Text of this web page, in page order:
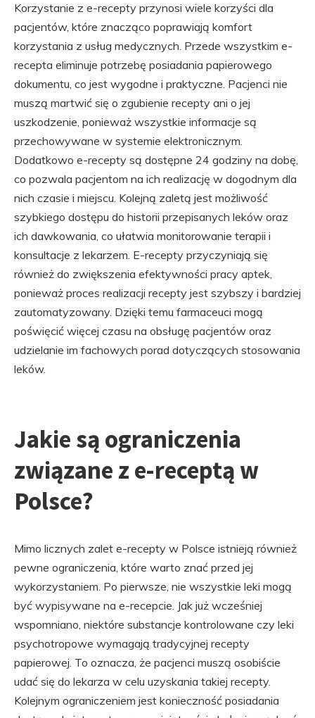
Korzystanie z e-recepty przynosi wiele korzyści dla
pacjentów, które znacząco poprawiają komfort
korzystania z usług medycznych. Przede wszystkim e-
recepta eliminuje potrzebę posiadania papierowego
dokumentu, co jest wygodne i praktyczne. Pacjenci nie
muszą martwić się o zgubienie recepty ani o jej
uszkodzenie, ponieważ wszystkie informacje są
przechowywane w systemie elektronicznym.
Dodatkowo e-recepty są dostępne 24 godziny na dobę,
co pozwala pacjentom na ich realizację w dogodnym dla
nich czasie i miejscu. Kolejną zaletą jest możliwość
szybkiego dostępu do historii przepisanych leków oraz
ich dawkowania, co ułatwia monitorowanie terapii i
konsultacje z lekarzem. E-recepty przyczyniają się
również do zwiększenia efektywności pracy aptek,
ponieważ proces realizacji recepty jest szybszy i bardziej
zautomatyzowany. Dzięki temu farmaceuci mogą
poświęcić więcej czasu na obsługę pacjentów oraz
udzielanie im fachowych porad dotyczących stosowania
leków.
Jakie są ograniczenia
związane z e-receptą w
Polsce?
Mimo licznych zalet e-recepty w Polsce istnieją również
pewne ograniczenia, które warto znać przed jej
wykorzystaniem. Po pierwsze, nie wszystkie leki mogą
być wypisywane na e-recepcie. Jak już wcześniej
wspomniano, niektóre substancje kontrolowane czy leki
psychotropowe wymagają tradycyjnej recepty
papierowej. To oznacza, że pacjenci muszą osobiście
udać się do lekarza w celu uzyskania takiej recepty.
Kolejnym ograniczeniem jest konieczność posiadania